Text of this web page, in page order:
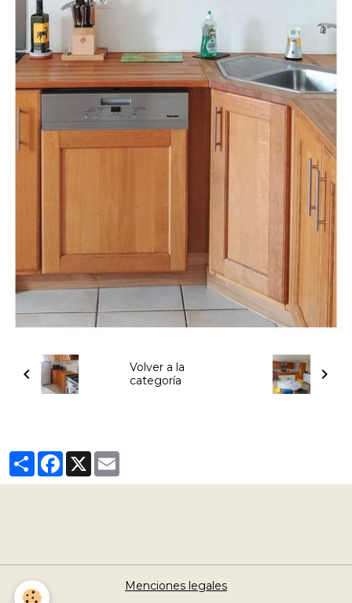
Volver a la
categoría
PartagerFacebook
X
Menciones legales